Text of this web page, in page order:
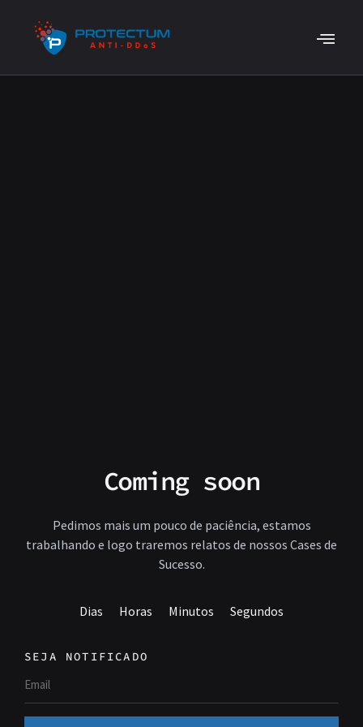
Coming soon
Pedimos mais um pouco de paciência, estamos
trabalhando e logo traremos relatos de nossos Cases de
Sucesso.
Dias Horas Minutos Segundos
SEJA NOTIFICADO